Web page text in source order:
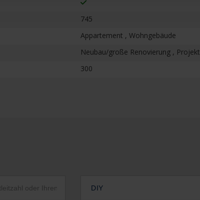
745
Appartement , Wohngebäude
Neubau/große Renovierung , Projekt
300
DIY